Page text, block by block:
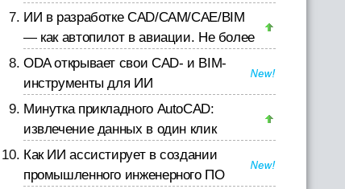
ИИ в разработке CAD/CAM/CAE/BIM
— как автопилот в авиации. Не более
ODA открывает свои CAD- и BIM-
инструменты для ИИ
Минутка прикладного AutoCAD:
извлечение данных в один клик
Как ИИ ассистирует в создании
промышленного инженерного ПО